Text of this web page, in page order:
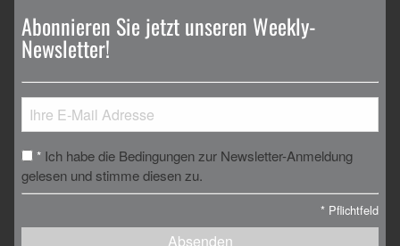
Abonnieren Sie jetzt unseren Weekly-
Newsletter!
* Ich habe die Bedingungen zur Newsletter-Anmeldung
gelesen und stimme diesen zu.
* Pflichtfeld
Absenden